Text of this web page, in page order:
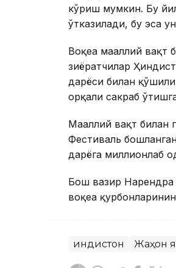
кўриш мумкин. Бу
ўтказилади, бу эса
Воқеа маҳаллий вақт
зиёратчилар
дарёси билан
орқали сакраб
Маҳаллий вақт
Фестиваль
дарёга миллионлаб
Бош вазир
воқеа
Ҳиндистон Жаҳон